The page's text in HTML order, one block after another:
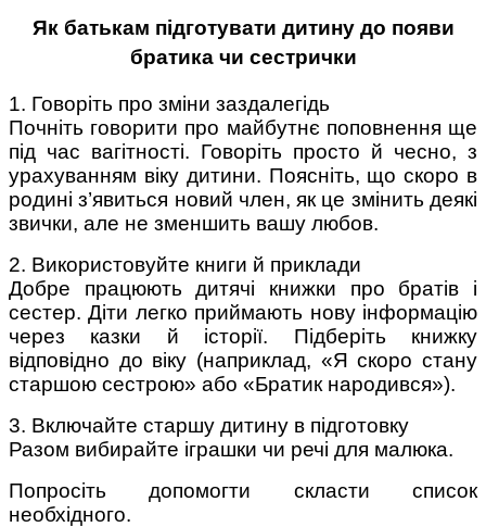
Ми запитали у зіркових
мам, яка вона - мамаWOW
Як батькам підготувати дитину до появи
братика чи сестрички
1. Говоріть про зміни заздалегідь
Почніть говорити про майбутнє поповнення ще
під час вагітності. Говоріть просто й чесно, з
урахуванням віку дитини. Поясніть, що скоро в
родині з’явиться новий член, як це змінить деякі
звички, але не зменшить вашу любов.
2. Використовуйте книги й приклади
Добре працюють дитячі книжки про братів і
сестер. Діти легко приймають нову інформацію
через казки й історії. Підберіть книжку
відповідно до віку (наприклад, «Я скоро стану
старшою сестрою» або «Братик народився»).
3. Включайте старшу дитину в підготовку
Разом вибирайте іграшки чи речі для малюка.
Попросіть допомогти скласти список
необхідного.